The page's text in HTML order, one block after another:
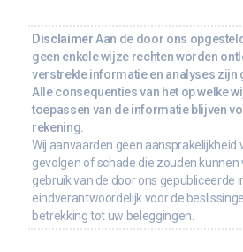
Disclaimer Aan de door ons
geen enkele wijze rechten worden
verstrekte informatie en analyses zijn
Alle consequenties van het op welke
toepassen van de informatie blijven
rekening.
Wij aanvaarden geen aansprakelijkheid
gevolgen of schade die zouden
gebruik van de door ons gepubliceerde
eindverantwoordelijk voor de
betrekking tot uw beleggingen.